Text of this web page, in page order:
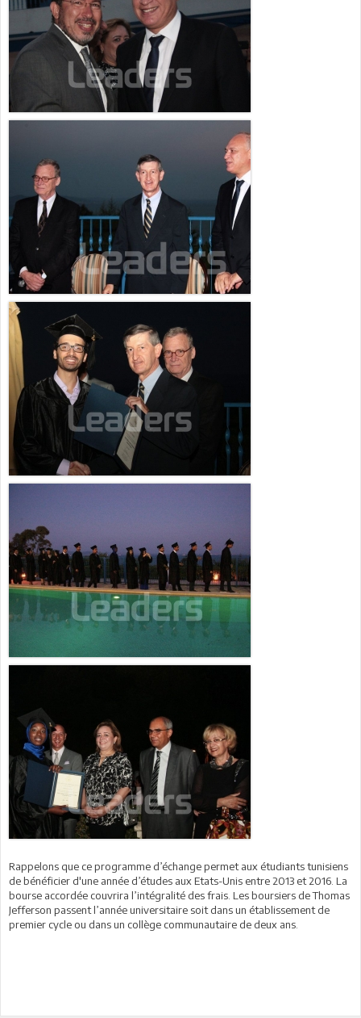
Rappelons que ce programme d’échange permet aux étudiants tunisiens
de bénéficier d'une année d’études aux Etats-Unis entre 2013 et 2016. La
bourse accordée couvrira l’intégralité des frais. Les boursiers de Thomas
Jefferson passent l’année universitaire soit dans un établissement de
premier cycle ou dans un collège communautaire de deux ans.